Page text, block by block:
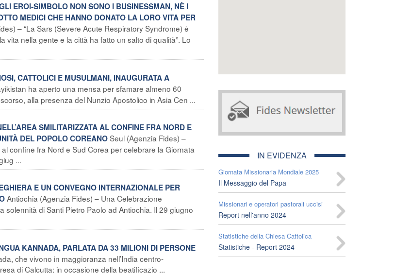
EROI-SIMBOLO NON SONO I BUSINESSMAN, NÈ I
MEDICI CHE HANNO DONATO LA LORO VITA PER
– “La Sars (Severe Acute Respiratory Syndrome) è
nella gente e la città ha fatto un salto di qualità”. Lo
CATTOLICI E MUSULMANI, INAUGURATA A
ha aperto una mensa per sfamare almeno 60
alla presenza del Nunzio Apostolico in Asia Cen ...
SMILITARIZZATA AL CONFINE FRA NORD E
DEL POPOLO COREANOSeul (Agenzia Fides) –
confine fra Nord e Sud Corea per celebrare la Giornata
...
E UN CONVEGNO INTERNAZIONALE PER
Antiochia (Agenzia Fides) – Una Celebrazione
di Santi Pietro Paolo ad Antiochia. Il 29 giugno
KANNADA, PARLATA DA 33 MILIONI DI PERSONE
che vivono in maggioranza nell’India centro-
di Calcutta: in occasione della beatificazio ...
IN EVIDENZA
Giornata Missionaria Mondiale 2025
Il Messaggio del Papa
Missionari e operatori pastorali uccisi
Report nell'anno 2024
Statistiche della Chiesa Cattolica
Statistiche - Report 2024